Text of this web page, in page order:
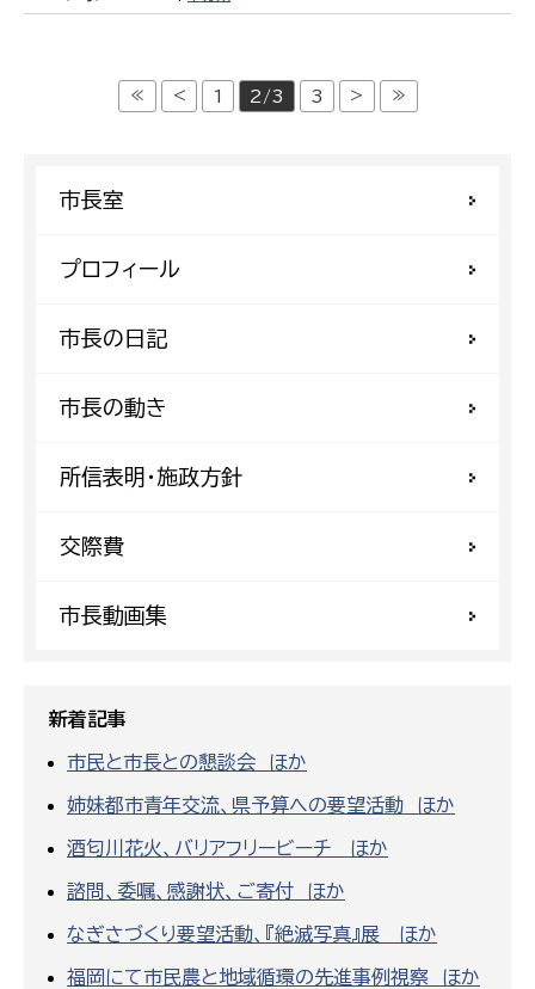
≪ < 1 2/3 3 > ≫
市長室
プロフィール
市長の日記
市長の動き
所信表明・施政方針
交際費
市長動画集
新着記事
市民と市長との懇談会 ほか
姉妹都市青年交流、県予算への要望活動 ほか
酒匂川花火、バリアフリービーチ ほか
諮問、委嘱、感謝状、ご寄付 ほか
なぎさづくり要望活動、『絶滅写真』展 ほか
福岡にて市民農と地域循環の先進事例視察 ほか